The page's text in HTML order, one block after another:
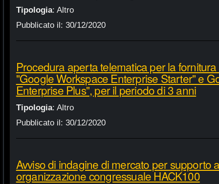
Tipologia: Altro
Pubblicato il: 30/12/2020
Procedura aperta telematica per la
"Google Workspace Enterprise Starter" e
Enterprise Plus", per il periodo di 3 anni
Tipologia: Altro
Pubblicato il: 30/12/2020
Avviso di indagine di mercato per supporto
organizzazione congressuale HACK100